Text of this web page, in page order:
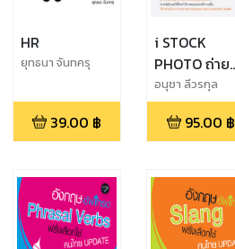
HR
ยุทธนา จันทครุ
39.00 ฿
i STOCK
PHOTO ถ่าย
ภาพได้ ขาย
ภาพรวย
อนุชา ลีวรกุล
95.00 ฿